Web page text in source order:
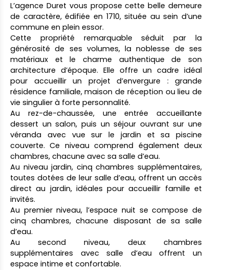
L’agence Duret vous propose cette belle demeure
de caractère, édifiée en 1710, située au sein d’une
commune en plein essor.
Cette propriété remarquable séduit par la
générosité de ses volumes, la noblesse de ses
matériaux et le charme authentique de son
architecture d’époque. Elle offre un cadre idéal
pour accueillir un projet d’envergure : grande
résidence familiale, maison de réception ou lieu de
vie singulier à forte personnalité.
Au rez-de-chaussée, une entrée accueillante
dessert un salon, puis un séjour ouvrant sur une
véranda avec vue sur le jardin et sa piscine
couverte. Ce niveau comprend également deux
chambres, chacune avec sa salle d’eau.
Au niveau jardin, cinq chambres supplémentaires,
toutes dotées de leur salle d’eau, offrent un accès
direct au jardin, idéales pour accueillir famille et
invités.
Au premier niveau, l’espace nuit se compose de
cinq chambres, chacune disposant de sa salle
d’eau.
Au second niveau, deux chambres
supplémentaires avec salle d’eau offrent un
espace intime et confortable.